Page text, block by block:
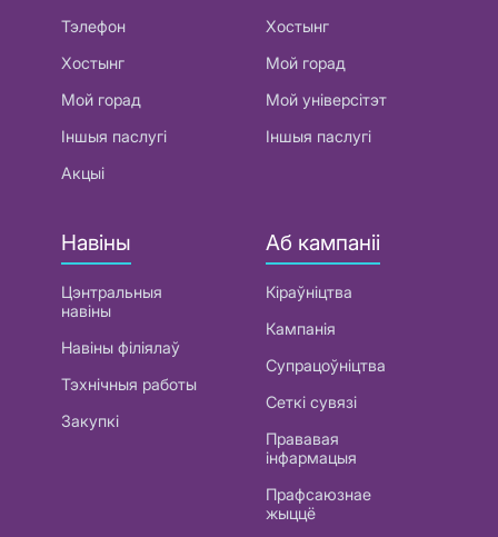
Тэлефон
Хостынг
Мой горад
Іншыя паслугі
Акцыі
Хостынг
Мой горад
Мой універсітэт
Іншыя паслугі
Навіны
Цэнтральныя
навіны
Навіны філіялаў
Тэхнічныя работы
Закупкі
Аб кампаніі
Кіраўніцтва
Кампанія
Супрацоўніцтва
Сеткі сувязі
Прававая
інфармацыя
Прафсаюзнае
жыццё